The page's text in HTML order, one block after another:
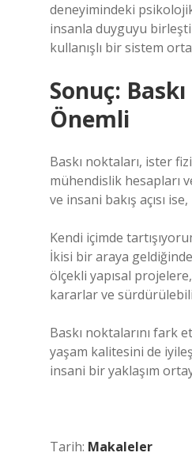
deneyimindeki
insanla duyguyu
kullanışlı bir sistem
Sonuç:
Önemli
Baskı noktaları, ister
mühendislik hesapları
ve insani bakış açısı
Kendi içimde
İkisi bir araya
ölçekli yapısal
kararlar ve
Baskı noktalarını fark
yaşam kalitesini de
insani bir yaklaşım
Tarih: Makaleler